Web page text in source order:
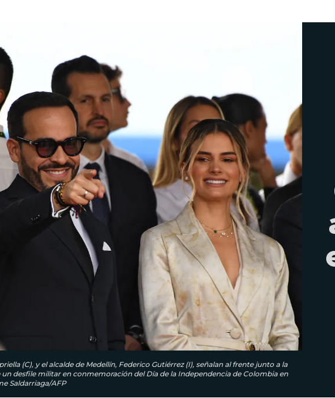
(C), y el alcalde de Medellín, Federico Gutiérrez (I), señalan al frente junto a la
un desfile militar en conmemoración del Día de la Independencia de Colombia en
Saldarriaga/AFP